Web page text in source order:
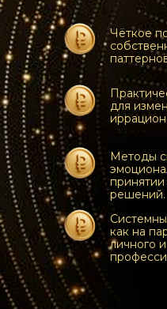
как на
личного и
Методы
решений.
для
Чёткое